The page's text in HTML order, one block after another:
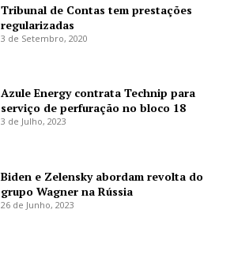
Tribunal de Contas tem prestações
regularizadas
3 de Setembro, 2020
Azule Energy contrata Technip para
serviço de perfuração no bloco 18
3 de Julho, 2023
Biden e Zelensky abordam revolta do
grupo Wagner na Rússia
26 de Junho, 2023